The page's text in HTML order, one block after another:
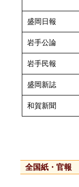
盛岡日報
岩手公論
岩手民報
盛岡新誌
和賀新聞
全国紙・官報